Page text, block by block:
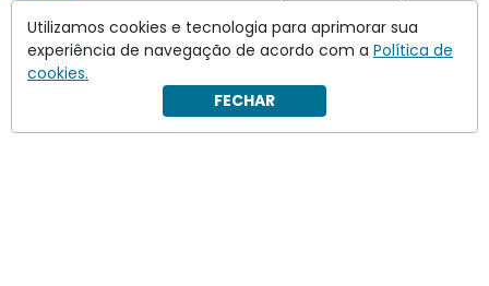
sendo aventados [aos integrantes da Receita Federal na
investigação sobre o vazamento de dados], mesmo se
confirmados ao final, dão uma pena que é, no máximo,
igual a essa que eles já estão sofrendo”
Utilizamos cookies e tecnologia para aprimorar sua
experiência de navegação de acordo com a Política de
cookies.
FECHAR